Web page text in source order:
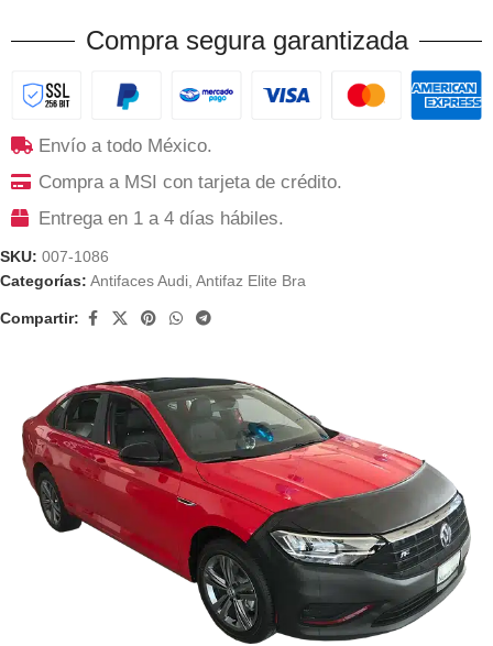
Compra segura garantizada
Envío a todo México.
Compra a MSI con tarjeta de crédito.
Entrega en 1 a 4 días hábiles.
SKU: 007-1086
Categorías: Antifaces Audi Antifaz Elite Bra
Compartir: